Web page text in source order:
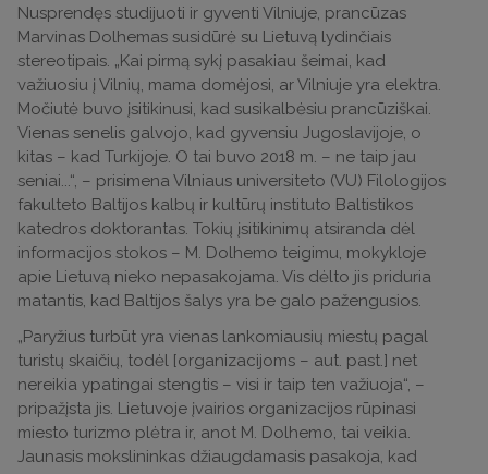
Nusprendęs studijuoti ir gyventi Vilniuje, prancūzas
Marvinas Dolhemas susidūrė su Lietuvą lydinčiais
stereotipais. „Kai pirmą sykį pasakiau šeimai, kad
važiuosiu į Vilnių, mama domėjosi, ar Vilniuje yra elektra.
Močiutė buvo įsitikinusi, kad susikalbėsiu prancūziškai.
Vienas senelis galvojo, kad gyvensiu Jugoslavijoje, o
kitas – kad Turkijoje. O tai buvo 2018 m. – ne taip jau
seniai...“, – prisimena Vilniaus universiteto (VU) Filologijos
fakulteto Baltijos kalbų ir kultūrų instituto Baltistikos
katedros doktorantas. Tokių įsitikinimų atsiranda dėl
informacijos stokos – M. Dolhemo teigimu, mokykloje
apie Lietuvą nieko nepasakojama. Vis dėlto jis priduria
matantis, kad Baltijos šalys yra be galo pažengusios.
„Paryžius turbūt yra vienas lankomiausių miestų pagal
turistų skaičių, todėl [organizacijoms – aut. past.] net
nereikia ypatingai stengtis – visi ir taip ten važiuoja“, –
pripažįsta jis. Lietuvoje įvairios organizacijos rūpinasi
miesto turizmo plėtra ir, anot M. Dolhemo, tai veikia.
Jaunasis mokslininkas džiaugdamasis pasakoja, kad